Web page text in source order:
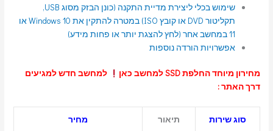
שימוש בכלי ליצירת מדיית התקנה (כונן הבזק מסוג USB,
תקליטור DVD או קובץ ISO) במטרה להתקין את Windows 10 או
11 במחשב אחר (לחץ להצגת יותר או פחות מידע)
אפשרויות הורדה נוספות
מחירון מיוחד החלפת SSD למחשב כאן
למחשב חדש למגיעים
דרך האתר :
סוג שירות תיאור מחיר